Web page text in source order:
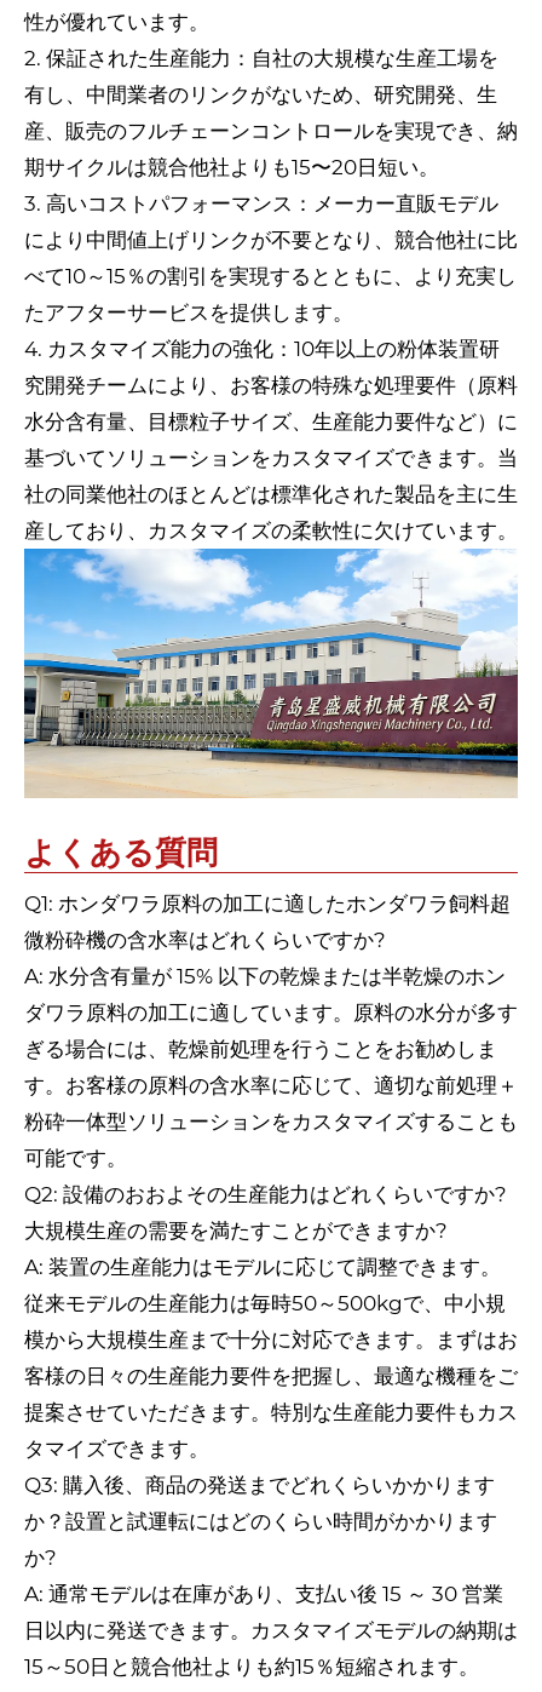
性が優れています。
2. 保証された生産能力：自社の大規模な生産工場を
有し、中間業者のリンクがないため、研究開発、生
産、販売のフルチェーンコントロールを実現でき、納
期サイクルは競合他社よりも15〜20日短い。
3. 高いコストパフォーマンス：メーカー直販モデル
により中間値上げリンクが不要となり、競合他社に比
べて10～15％の割引を実現するとともに、より充実し
たアフターサービスを提供します。
4. カスタマイズ能力の強化：10年以上の粉体装置研
究開発チームにより、お客様の特殊な処理要件（原料
水分含有量、目標粒子サイズ、生産能力要件など）に
基づいてソリューションをカスタマイズできます。当
社の同業他社のほとんどは標準化された製品を主に生
産しており、カスタマイズの柔軟性に欠けています。
よくある質問
Q1: ホンダワラ原料の加工に適したホンダワラ飼料超
微粉砕機の含水率はどれくらいですか?
A: 水分含有量が 15% 以下の乾燥または半乾燥のホン
ダワラ原料の加工に適しています。原料の水分が多す
ぎる場合には、乾燥前処理を行うことをお勧めしま
す。お客様の原料の含水率に応じて、適切な前処理＋
粉砕一体型ソリューションをカスタマイズすることも
可能です。
Q2: 設備のおおよその生産能力はどれくらいですか?
大規模生産の需要を満たすことができますか?
A: 装置の生産能力はモデルに応じて調整できます。
従来モデルの生産能力は毎時50～500kgで、中小規
模から大規模生産まで十分に対応できます。まずはお
客様の日々の生産能力要件を把握し、最適な機種をご
提案させていただきます。特別な生産能力要件もカス
タマイズできます。
Q3: 購入後、商品の発送までどれくらいかかります
か？設置と試運転にはどのくらい時間がかかります
か?
A: 通常モデルは在庫があり、支払い後 15 ～ 30 営業
日以内に発送できます。カスタマイズモデルの納期は
15～50日と競合他社よりも約15％短縮されます。